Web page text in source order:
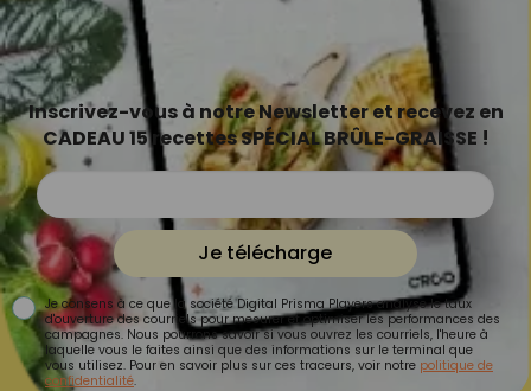
Inscrivez-vous à notre Newsletter et recevez en
CADEAU 15 recettes SPÉCIAL BRÛLE-GRAISSE !
Je télécharge
Je consens à ce que la société Digital Prisma Players analyse le taux
d'ouverture des courriels pour mesurer et optimiser les performances des
campagnes. Nous pourrons savoir si vous ouvrez les courriels, l'heure à
laquelle vous le faites ainsi que des informations sur le terminal que
vous utilisez. Pour en savoir plus sur ces traceurs, voir notre politique de
confidentialité.